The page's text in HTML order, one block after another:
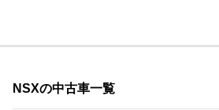
NSXの中古車一覧